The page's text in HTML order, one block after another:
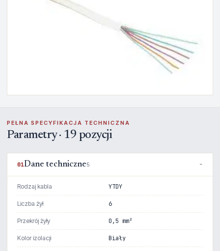
PEŁNA SPECYFIKACJA TECHNICZNA
Parametry · 19 pozycji
01Dane techniczne5
Rodzaj kabla YTDY
Liczba żył 6
Przekrój żyły 0,5 mm²
Kolor izolacji Biały